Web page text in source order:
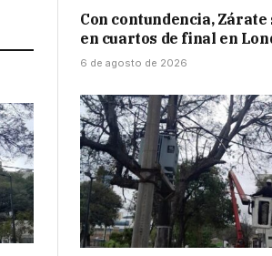
Con contundencia, Zárate
en cuartos de final en
6 de agosto de 2026